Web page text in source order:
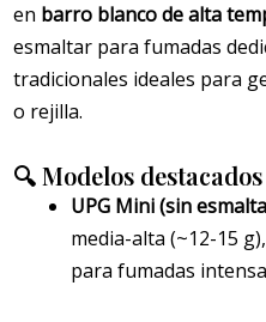
en barro blanco de alta
esmaltar para fumadas
tradicionales ideales para
o rejilla.
🔍 Modelos
UPG Mini (sin
media-alta (~12-15
para fumadas